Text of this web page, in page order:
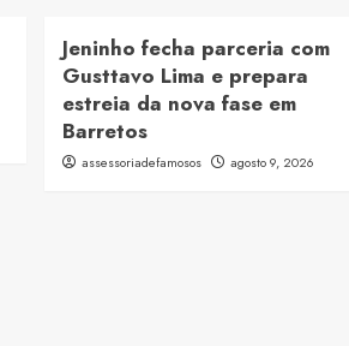
Jeninho fecha parceria com
Gusttavo Lima e prepara
estreia da nova fase em
Barretos
assessoriadefamosos agosto 9, 2026